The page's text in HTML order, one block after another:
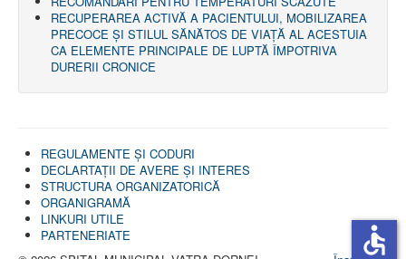
RECUPERAREA ACTIVĂ A PACIENTULUI, MOBILIZAREA
PRECOCE ȘI STILUL SĂNĂTOS DE VIAȚĂ AL ACESTUIA
CA ELEMENTE PRINCIPALE DE LUPTĂ ÎMPOTRIVA
DURERII CRONICE
REGULAMENTE ŞI CODURI
DECLARTAŢII DE AVERE ȘI INTERES
STRUCTURA ORGANIZATORICĂ
ORGANIGRAMĂ
LINKURI UTILE
PARTENERIATE
accessible